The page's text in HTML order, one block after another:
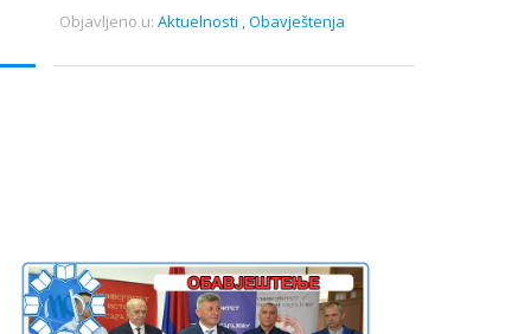
Objavljeno u: Aktuelnosti ,Obavještenja